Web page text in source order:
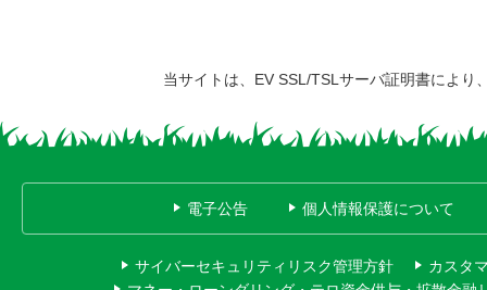
当サイトは、EV SSL/TSLサーバ証明書により
電子公告 個人情報保護について
サイバーセキュリティリスク管理方針
カスタ